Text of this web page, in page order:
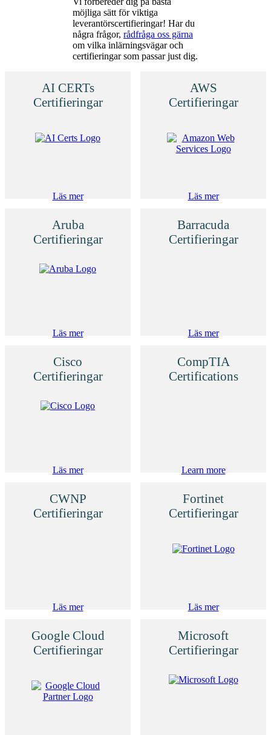
möjliga sätt för viktiga
leverantörscertifieringar! Har du
några frågor, rådfråga oss gärna
om vilka inlärningsvägar och
certifieringar som passar just dig.
AI CERTs
Certifieringar
Läs mer
AWS
Certifieringar
Läs mer
Aruba
Certifieringar
Läs mer
Barracuda
Certifieringar
Läs mer
Cisco
Certifieringar
Läs mer
CompTIA
Certifications
Learn more
CWNP
Certifieringar
Läs mer
Fortinet
Certifieringar
Läs mer
Google Cloud
Certifieringar
Microsoft
Certifieringar